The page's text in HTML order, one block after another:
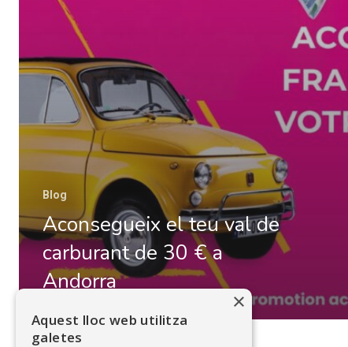
Blog
Aconsegueix el teu val de
carburant de 30 € a
Andorra
×
Aquest lloc web utilitza
galetes